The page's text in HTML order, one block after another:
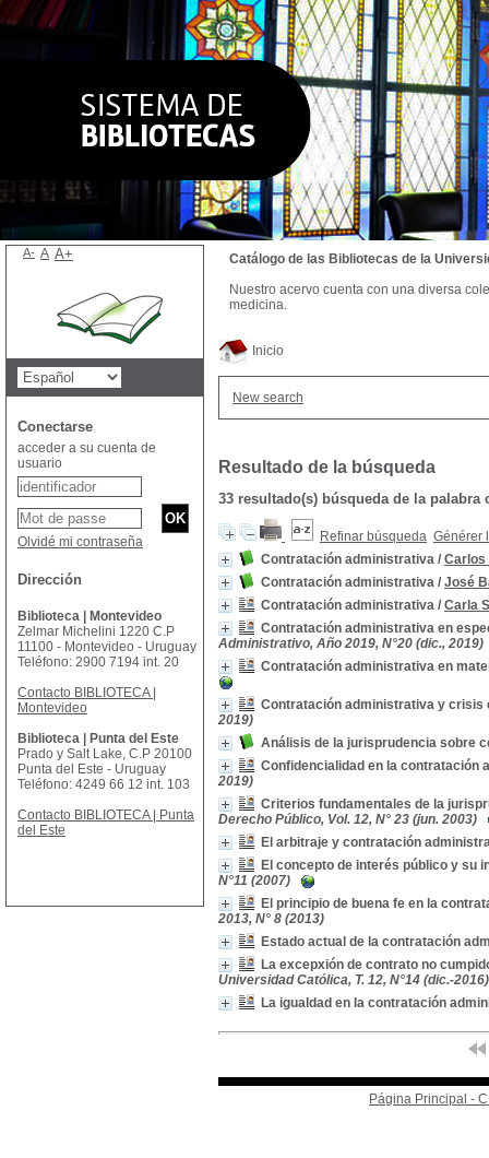
Inicio
New search
Resultado de la búsqueda
33 resultado(s) búsqueda de la palabra
Refinar búsqueda Générer
Contratación administrativa / Carlos
Contratación administrativa / José
Contratación administrativa / Carla
Contratación administrativa en
Administrativo, Año 2019, N°20 (dic., 2019)
Contratación administrativa en
Contratación administrativa y crisis
2019)
Análisis de la jurisprudencia sobre
Confidencialidad en la contratación
2019)
Criterios fundamentales de la
Derecho Público, Vol. 12, N° 23 (jun. 2003)
El arbitraje y contratación
El concepto de interés público y su
N°11 (2007)
El principio de buena fe en la
2013, N° 8 (2013)
Estado actual de la contratación
La excepxión de contrato no
Universidad Católica, T. 12, N°14 (dic.-2016)
La igualdad en la contratación
Página Principal -
Catálogo de las Bibliotecas de la
Nuestro acervo cuenta con una diversa
medicina.
A- A A+
Conectarse
acceder a su cuenta de
usuario
Olvidé mi contraseña
Dirección
Biblioteca | Montevideo
Zelmar Michelini 1220 C.P
11100 - Montevideo - Uruguay
Teléfono: 2900 7194 int. 20
Contacto BIBLIOTECA |
Montevideo
Biblioteca | Punta del Este
Prado y Salt Lake, C.P 20100
Punta del Este - Uruguay
Teléfono: 4249 66 12 int. 103
Contacto BIBLIOTECA | Punta
del Este